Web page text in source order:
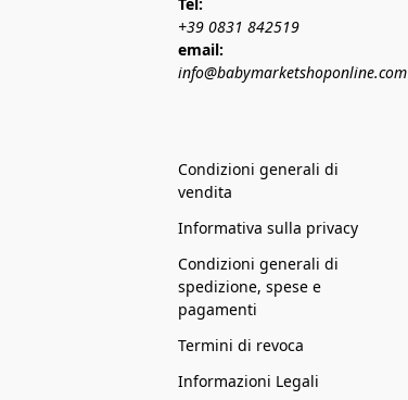
+39 0831 842519
email:
info@babymarketshoponline.com
Condizioni generali di
vendita
Informativa sulla privacy
Condizioni generali di
spedizione, spese e
pagamenti
Termini di revoca
Informazioni Legali